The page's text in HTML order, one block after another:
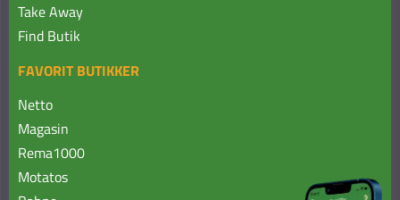
Take Away
Find Butik
FAVORIT BUTIKKER
Netto
Magasin
Rema1000
Motatos